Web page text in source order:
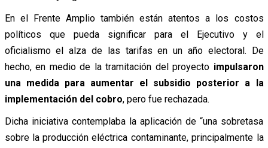
En el Frente Amplio también están atentos a los costos
políticos que pueda significar para el Ejecutivo y el
oficialismo el alza de las tarifas en un año electoral. De
hecho, en medio de la tramitación del proyecto impulsaron
una medida para aumentar el subsidio posterior a la
implementación del cobro, pero fue rechazada.
Dicha iniciativa contemplaba la aplicación de “una sobretasa
sobre la producción eléctrica contaminante, principalmente la